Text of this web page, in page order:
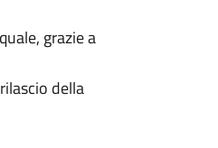
grazie a
della